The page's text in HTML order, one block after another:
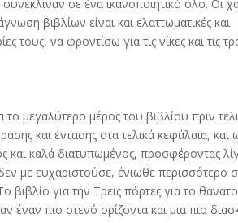
σε ένα ικανοποιητικό όλο. Οι
βιβλίων είναι και ελαττωματικές και
τους, να φροντίσω για τις νίκες και τις
μεγαλύτερο μέρος του βιβλίου πριν
και έντασης στα τελικά κεφάλαια, και
καλά διατυπωμένος, προσφέροντας
με ευχαριστούσε, ένιωθε περισσότερο
για την Τρεις πόρτες για το θάνατο
έναν πιο στενό ορίζοντα και μια πιο